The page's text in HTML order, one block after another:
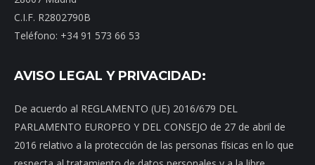
C.I.F. R2802790B
Teléfono: +34 91 573 66 53
AVISO LEGAL Y PRIVACIDAD:
De acuerdo al REGLAMENTO (UE) 2016/679 DEL
PARLAMENTO EUROPEO Y DEL CONSEJO de 27 de abril de
2016 relativo a la protección de las personas físicas en lo que